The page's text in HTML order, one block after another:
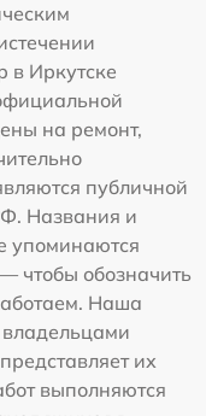
в Иркутске
на ремонт,
публичной
Названия и
упоминаются
чтобы обозначить
Наша
их
выполняются